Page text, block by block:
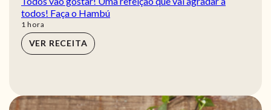
todos! Faça o Hambú
1 hora
hora
VER RECEITA